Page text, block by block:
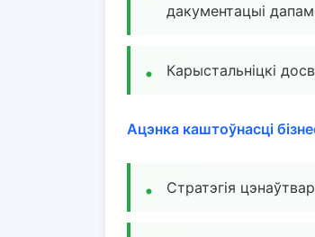
дакументацыі
Карыстальніцкі
Ацэнка каштоўнасці
Стратэгія